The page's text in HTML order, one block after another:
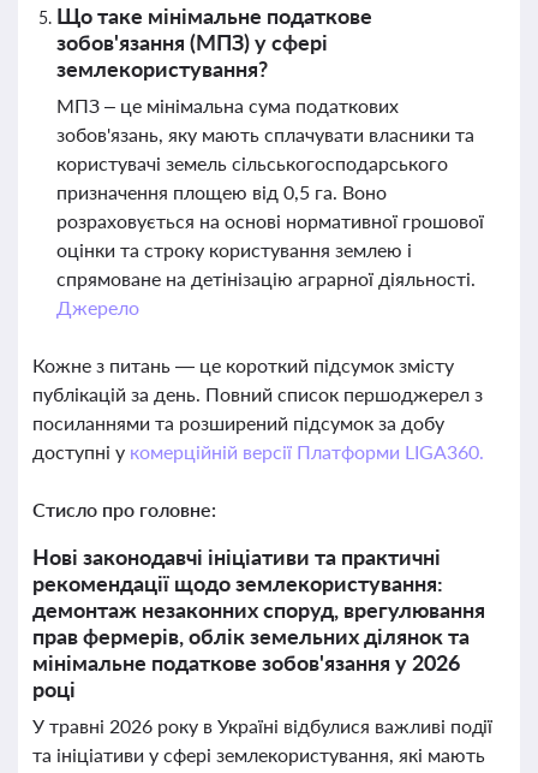
Що таке мінімальне податкове
зобов'язання (МПЗ) у сфері
землекористування?
МПЗ – це мінімальна сума податкових
зобов'язань, яку мають сплачувати власники та
користувачі земель сільськогосподарського
призначення площею від 0,5 га. Воно
розраховується на основі нормативної грошової
оцінки та строку користування землею і
спрямоване на детінізацію аграрної діяльності.
Джерело
Кожне з питань — це короткий підсумок змісту
публікацій за день. Повний список першоджерел з
посиланнями та розширений підсумок за добу
доступні у комерційній версії Платформи LIGA360.
Стисло про головне:
Нові законодавчі ініціативи та практичні
рекомендації щодо землекористування:
демонтаж незаконних споруд, врегулювання
прав фермерів, облік земельних ділянок та
мінімальне податкове зобов'язання у 2026
році
У травні 2026 року в Україні відбулися важливі події
та ініціативи у сфері землекористування, які мають